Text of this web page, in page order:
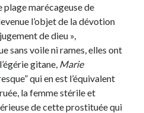
plage marécageuse de
l’objet de la dévotion
de dieu »,
sans voile ni rames, elles ont
gitane, Marie
qui en est l’équivalent
la femme stérile et
de cette prostituée qui